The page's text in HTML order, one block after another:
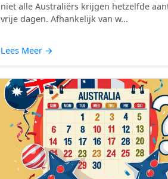
niet alle Australiërs krijgen hetzelfde
vrije dagen. Afhankelijk van w...
Lees Meer →